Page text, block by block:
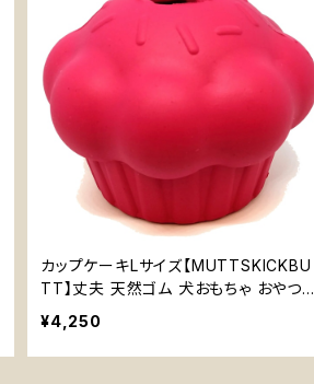
カップケーキLサイズ【MUTTSKICKBU
TT】丈夫 天然ゴム 犬おもちゃ おやつ入
れ可能 知育玩具 噛むおもちゃ
¥4,250